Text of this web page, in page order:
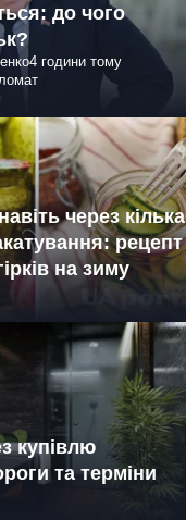
до чого
4 години тому
через кілька
рецепт
на зиму
купівлю
та терміни